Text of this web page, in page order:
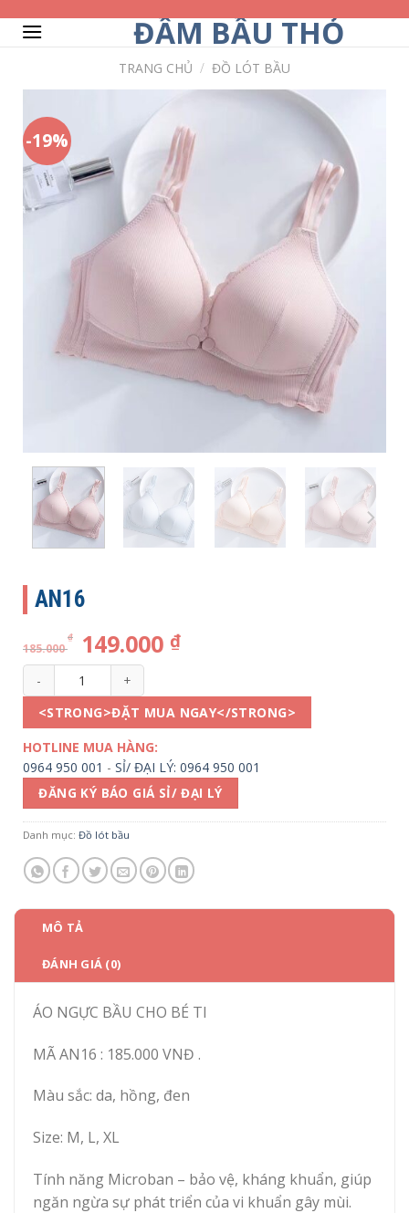
ĐẦM BẦU THỎ
TRANG CHỦ / ĐỒ LÓT BẦU
-19%
AN16
185.000
₫ 149.000 ₫
AN16 số lượng
<STRONG>ĐẶT MUA NGAY</STRONG>
HOTLINE MUA HÀNG:
0964 950 001 - SỈ/ ĐẠI LÝ: 0964 950 001
ĐĂNG KÝ BÁO GIÁ SỈ/ ĐẠI LÝ
Danh mục: Đồ lót bầu
MÔ TẢ
ĐÁNH GIÁ (0)
ÁO NGỰC BẦU CHO BÉ TI
MÃ AN16 : 185.000 VNĐ .
Màu sắc: da, hồng, đen
Size: M, L, XL
Tính năng Microban – bảo vệ, kháng khuẩn, giúp
ngăn ngừa sự phát triển của vi khuẩn gây mùi.